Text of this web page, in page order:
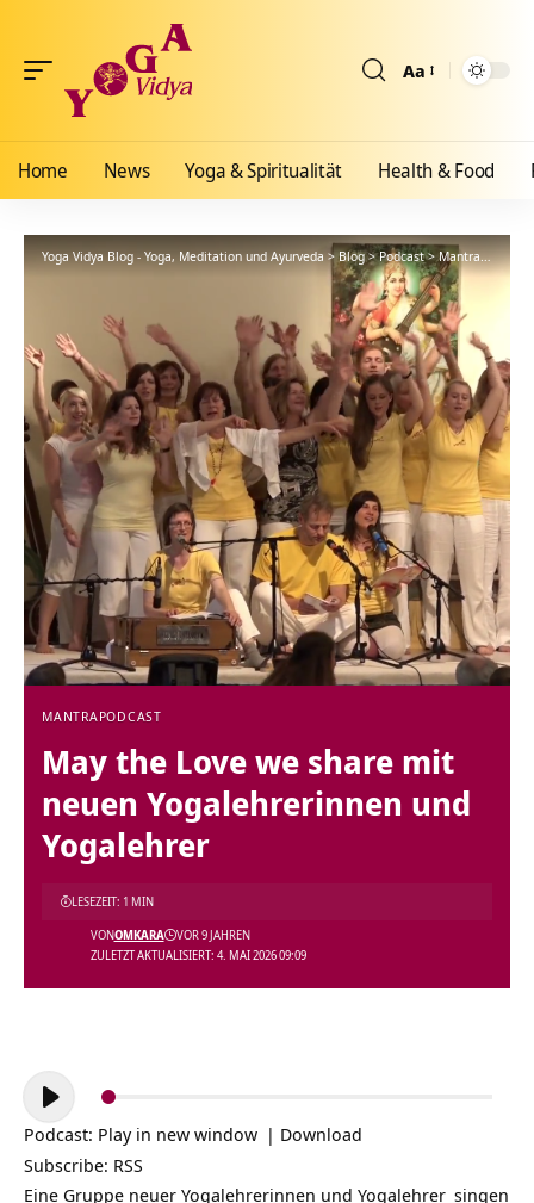
Aa
Home News Yoga & Spiritualität Health & Food
Yoga Vidya Blog - Yoga, Meditation und Ayurveda>Blog>Podcast>Mantra>May
MANTRAPODCAST
May the Love we share mit
neuen Yogalehrerinnen und
Yogalehrer
ZULETZT AKTUALISIERT: 4. MAI 2026 09:09
VONOMKARA VOR 9 JAHREN
LESEZEIT: 1 MIN
Audio-
Player
Podcast: Play in new window | Download
Subscribe: RSS
Eine Gruppe neuer Yogalehrerinnen und Yogalehrer singen